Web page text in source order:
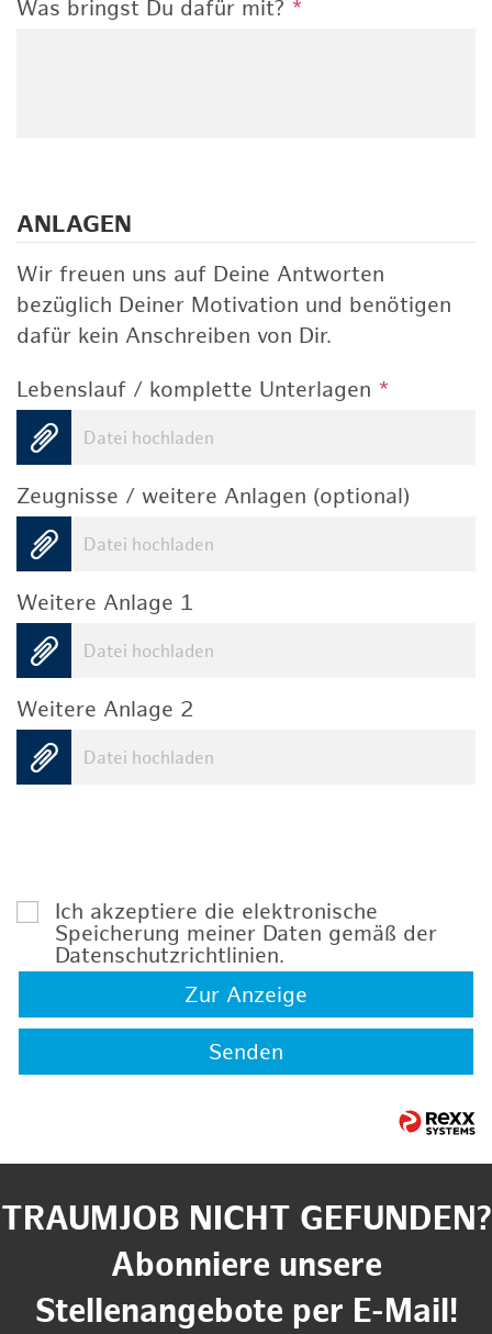
Was bringst Du dafür mit? *
ANLAGEN
Wir freuen uns auf Deine Antworten
bezüglich Deiner Motivation und benötigen
dafür kein Anschreiben von Dir.
Lebenslauf / komplette Unterlagen *
Datei hochladen
Zeugnisse / weitere Anlagen (optional)
Datei hochladen
Weitere Anlage 1
Datei hochladen
Weitere Anlage 2
Datei hochladen
Ich akzeptiere die elektronische
Speicherung meiner Daten gemäß der
Datenschutzrichtlinien.
Zur Anzeige
Senden
TRAUMJOB NICHT GEFUNDEN?
Abonniere unsere
Stellenangebote per E-Mail!